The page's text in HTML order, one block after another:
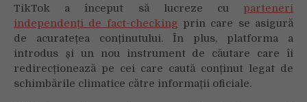
TikTok a început să lucreze cu parteneri
independenți de fact-checking prin care se asigură
de acuratețea conținutului. În plus, platforma a
introdus și un nou instrument de căutare care îi
redirecționează pe cei care caută conținut legat de
schimbările climatice către informații oficiale.